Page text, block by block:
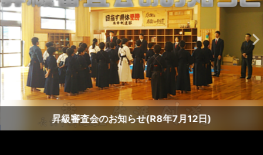
昇級審査会のお知らせ(R8年7月12日)